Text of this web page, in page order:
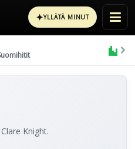
✦YLLÄTÄ MINUT
Knight.